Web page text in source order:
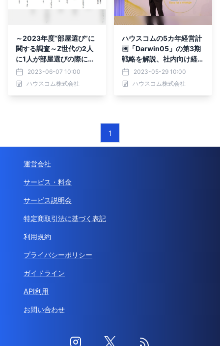
～2023年度“部屋選び”に
関する調査～Z世代の2人
に1人が部屋選びの際に
「動画」を参考にしたいと
回答部屋選びにSNSを活用
している人の67.0％が
2023-06-07 10:00
ハウスコム株式会社
ハウスコムの5カ年経営計
画「Darwin05」の第3期
戦略を解説、社内向け経営
計画発表説明会を3拠点で
リアル開催、全従業員110
0名超が参加
2023-05-29 10:00
ハウスコム株式会社
1
運営会社
サービス・料金
サービス説明会
特定商取引法に基づく表記
利用規約
プライバシーポリシー
ガイドライン
API利用
お問い合わせ